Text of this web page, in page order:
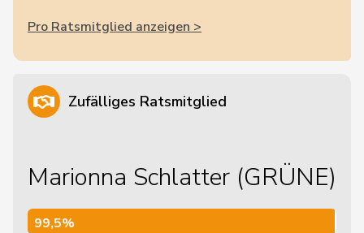
Pro Ratsmitglied anzeigen >
Zufälliges Ratsmitglied
Marionna Schlatter (GRÜNE)
99,5%
99,5%